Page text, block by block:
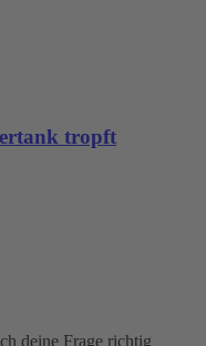
tropft
deine Frage richtig